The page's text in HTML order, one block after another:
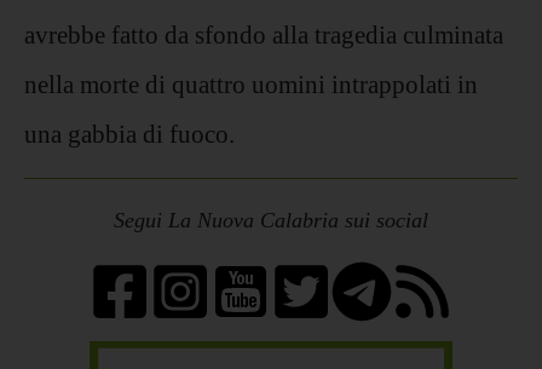
avrebbe fatto da sfondo alla tragedia culminata
nella morte di quattro uomini intrappolati in
una gabbia di fuoco.
Segui La Nuova Calabria sui social